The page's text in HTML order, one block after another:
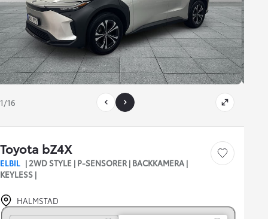
1/16
Toyota bZ4X
ELBIL | 2WD STYLE | P-SENSORER | BACKKAMERA |
KEYLESS |
Save car
HALMSTAD